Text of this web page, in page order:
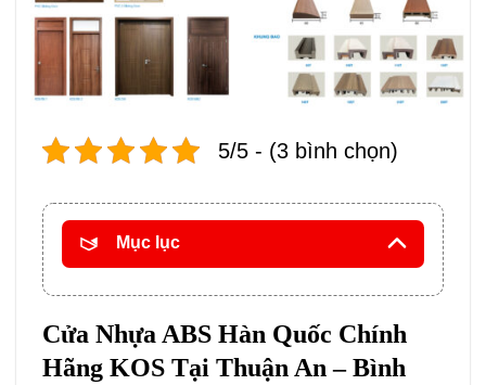
5/5 - (3 bình chọn)
Mục lục
Cửa Nhựa ABS Hàn Quốc Chính
Hãng KOS Tại Thuận An – Bình